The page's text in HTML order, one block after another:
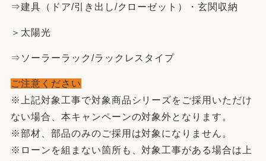
⇒建具（ドア/引き出し/クローゼット）・玄関収納
＞太陽光
⇒ソーラーラック/ラックレスタイプ
ご注意ください
※上記対象工事で対象商品シリーズをご採用いただけ
ない場合、本キャンペーンの対象外となります。
※部材、部品のみのご採用は対象になりません。
※ローンを組まない箇所も、対象工事がある場合は上